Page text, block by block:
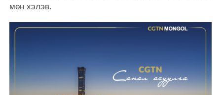
мөн хэлэв.